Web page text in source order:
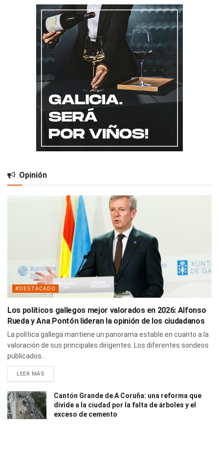
Opinión
#DESTACADO
Los políticos gallegos mejor valorados en 2026: Alfonso
Rueda y Ana Pontón lideran la opinión de los ciudadanos
La política gallega mantiene un panorama estable en cuanto a la
valoración de sus principales dirigentes. Los diferentes sondeos
publicados...
LEER MÁS
Cantón Grande de A Coruña: una reforma que
divide a la ciudad por la falta de árboles y el
exceso de cemento